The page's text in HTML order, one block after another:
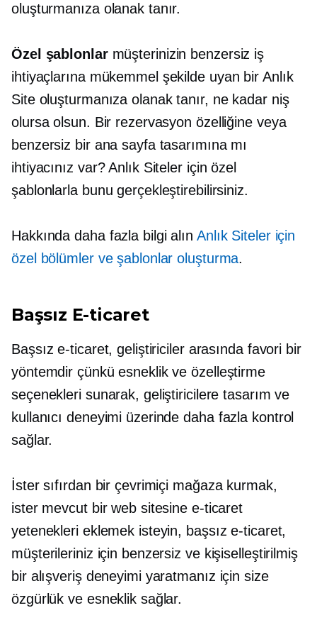
oluşturmanıza olanak tanır.
Özel şablonlarmüşterinizin benzersiz iş
ihtiyaçlarına mükemmel şekilde uyan bir Anlık
Site oluşturmanıza olanak tanır, ne kadar niş
olursa olsun. Bir rezervasyon özelliğine veya
benzersiz bir ana sayfa tasarımına mı
ihtiyacınız var? Anlık Siteler için özel
şablonlarla bunu gerçekleştirebilirsiniz.
Hakkında daha fazla bilgi alın Anlık Siteler için
özel bölümler ve şablonlar oluşturma.
Başsız E-ticaret
Başsız e-ticaret, geliştiriciler arasında favori bir
yöntemdir çünkü esneklik ve özelleştirme
seçenekleri sunarak, geliştiricilere tasarım ve
kullanıcı deneyimi üzerinde daha fazla kontrol
sağlar.
İster sıfırdan bir çevrimiçi mağaza kurmak,
ister mevcut bir web sitesine e-ticaret
yetenekleri eklemek isteyin, başsız e-ticaret,
müşterileriniz için benzersiz ve kişiselleştirilmiş
bir alışveriş deneyimi yaratmanız için size
özgürlük ve esneklik sağlar.